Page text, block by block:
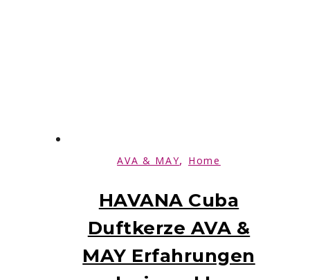
AVA & MAY, Home
HAVANA Cuba
Duftkerze AVA &
MAY Erfahrungen